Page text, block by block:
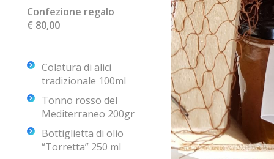
Confezione regalo
€ 80,00
Colatura di alici
tradizionale 100ml
Tonno rosso del
Mediterraneo 200gr
Bottiglietta di olio
“Torretta” 250 ml